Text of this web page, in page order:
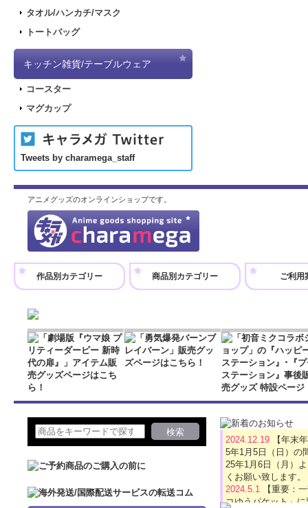
タオル/ハンカチ/マスク
トートバッグ
キッチン雑貨/テーブルウェア
コースター
マグカップ
Tweets by charamega_staff
アニメグッズのオンラインショップです。
作品別カテゴリー 商品別カテゴリー ご利用
2024.12.19
【年末
5年1月5日（日）の
25年1月6日（月）
くお願い致します。
2024.5.1
【重要：
コゆうパケット」